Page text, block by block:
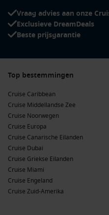
Kleinschalige spa- en
Specialiteitenrestaurants
Inclusieve drankpakketten
concepten
Hier draait het niet om
om comfort, rust en
Top havens in deze
De haven van
ligt
beroemde Piazzetta. Vanaf
hoogtepunten:
Chiesa di San Giorgio
–
Vraag advies aan onze
Exclusieve DreamDeals
Beste prijsgarantie
Top bestemmingen
Cruise Caribbean
Cruise Middellandse Zee
Cruise Noorwegen
Cruise Europa
Cruise Canarische Eilanden
Cruise Dubai
Cruise Griekse Eilanden
Cruise Miami
Cruise Engeland
Cruise Zuid-Amerika